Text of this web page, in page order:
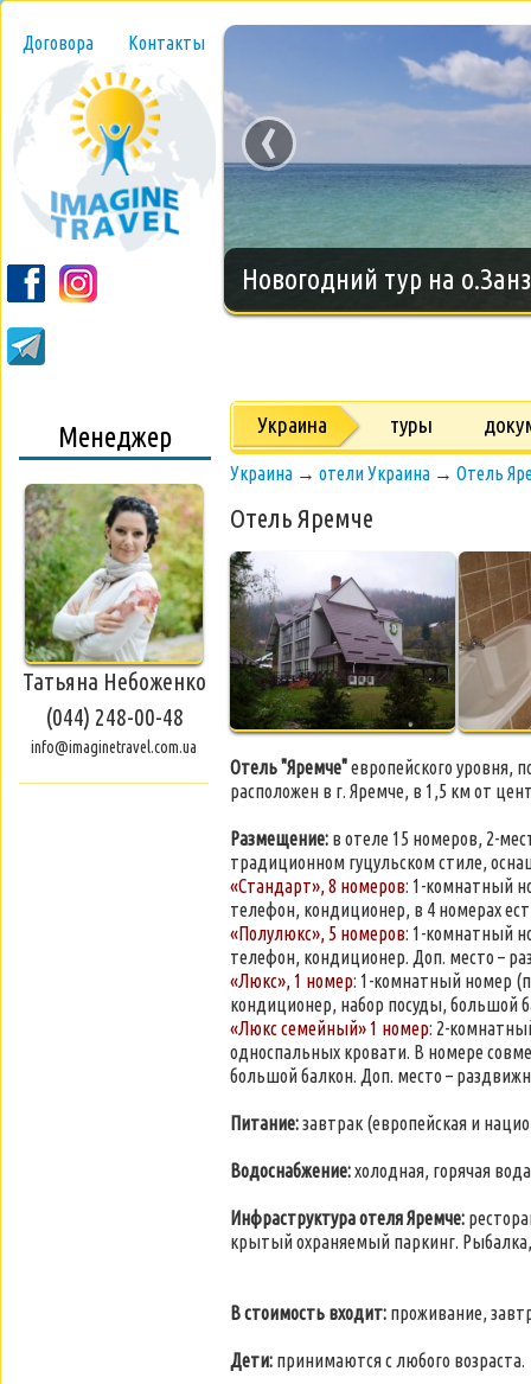
Договора Контакты
Новогодний тур на
‹
Менеджер
Татьяна Небоженко
(044) 248-00-48
info@imaginetravel.com.ua
Украина туры
Украина → отели Украина → Отель
Отель Яремче
Отель "Яремче"европейского уровня,
расположен в г. Яремче, в 1,5 км от
Размещение: в отеле 15 номеров, 2-
традиционном гуцульском стиле,
«Стандарт», 8 номеров: 1-комнатный
телефон, кондиционер, в 4 номерах
«Полулюкс», 5 номеров: 1-комнатный
телефон, кондиционер. Доп. место –
«Люкс», 1 номер: 1-комнатный номер
кондиционер, набор посуды, большой
«Люкс семейный» 1 номер: 2-
односпальных кровати. В номере
большой балкон. Доп. место –
Питание:завтрак (европейская и
Водоснабжение:холодная, горячая
Инфраструктура отеля Яремче:
крытый охраняемый паркинг. Рыбалка,
В стоимость входит: проживание,
Дети: принимаются с любого возраста.